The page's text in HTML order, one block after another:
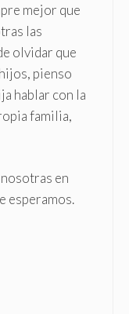
mejor que
las
olvidar que
pienso
hablar con la
familia,
en
esperamos.